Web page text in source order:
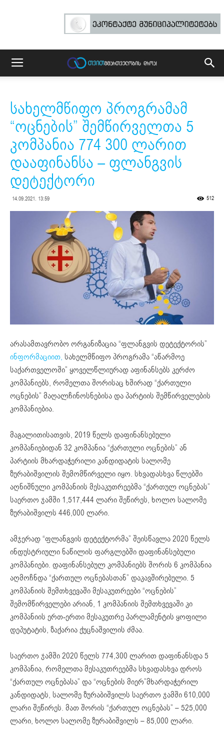
სახელმწიფო პროგრამამ
“ოცნების” შემწირველთა 5
კომპანია 774 300 ლარით
დააფინანსა – ფლანგვის
დეტექტორი
14.09.2021. 13:59 512
არასამთავრობო ორგანიზაცია “ფლანგვის დეტექტორის”
ინფორმაციით, სახელმწიფო პროგრამა “აწარმოე
საქართველოში” ყოველწლიურად აფინანსებს კერძო
კომპანიებს, რომელთა შორისაც ხშირად “ქართული
ოცნების” მაღალჩინოსნებისა და პარტიის შემწირველების
კომპანიებია.
მაგალითისათვის, 2019 წელს დაფინანსებული
კომპანიებიდან 32 კომპანია “ქართული ოცნების” ან
პარტიის მხარდაჭერილი კანდიდატის სალომე
ზურაბიშვილის შემომწირველი იყო. სხვადასხვა წლებში
აღნიშნული კომპანიის მესაკუთრეებმა “ქართულ ოცნებას”
საერთო ჯამში 1,517,444 ლარი შეწირეს, ხოლო სალომე
ზურაბიშვილს 446,000 ლარი.
ამჯერად “ფლანგვის დეტექტორმა” შეისწავლა 2020 წელს
ინდუსტრიული ნაწილის ფარგლებში დაფინანსებული
კომპანიები. დაფინანსებულ კომპანიებს შორის 6 კომპანია
აღმოჩნდა “ქართულ ოცნებასთან” დაკავშირებული. 5
კომპანიის შემთხვევაში მესაკუთრეები “ოცნების”
შემომწირველები არიან, 1 კომპანიის შემთხვევაში კი
კომპანიის ერთ-ერთი მესაკუთრე პარლამენტის ყოფილი
დეპუტატის, ზაქარია ქუცნაშვილის ძმაა.
საერთო ჯამში 2020 წელს 774,300 ლარით დაფინანსდა 5
კომპანია, რომელთა მესაკუთრეებმა სხვადასხვა დროს
“ქართულ ოცნებასა” და “ოცნების მიერ”მხარდაჭერილ
კანდიდატს, სალომე ზურაბიშვილს საერთო ჯამში 610,000
ლარი შეწირეს. მათ შორის “ქართულ ოცნებას” – 525,000
ლარი, ხოლო სალომე ზურაბიშვილს – 85,000 ლარი.